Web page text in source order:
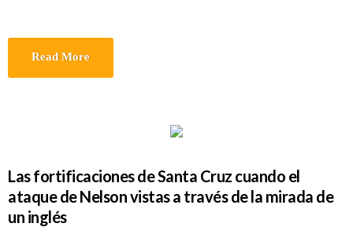
Read More
Las fortificaciones de Santa Cruz cuando el
ataque de Nelson vistas a través de la mirada de
un inglés